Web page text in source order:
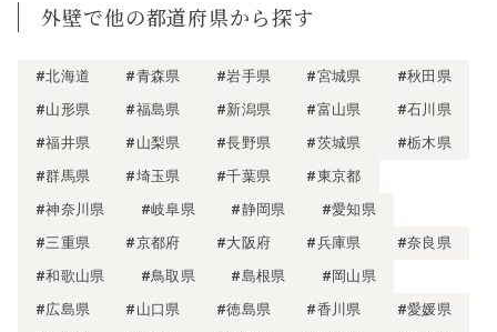
外壁で他の都道府県から探す
#北海道 #青森県 #岩手県 #宮城県
#秋田県
#山形県
#福島県 #新潟県 #富山県
#石川県
#福井県
#山梨県 #長野県 #茨城県
#栃木県
#群馬県
#埼玉県 #千葉県
#東京都
#神奈川県
#岐阜県 #静岡県
#愛知県
#三重県
#京都府 #大阪府 #兵庫県
#奈良県
#和歌山県
#鳥取県 #島根県
#岡山県
#広島県
#山口県 #徳島県 #香川県
#愛媛県